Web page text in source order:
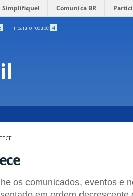
Simplifique! Comunica BR
Ir para o rodapé 4
os comunicados, eventos e